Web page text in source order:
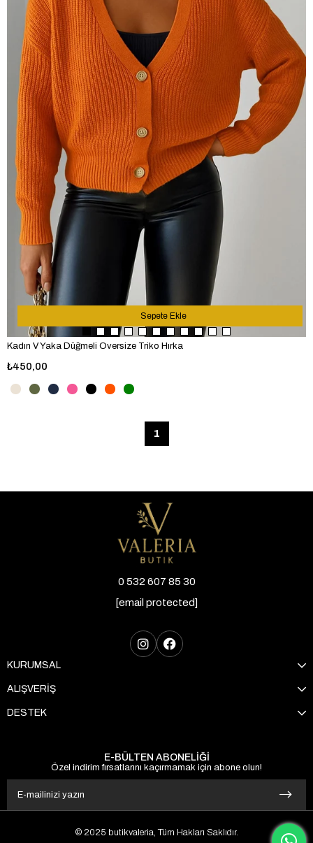
Kadın V Yaka Düğmeli Oversize Triko Hırka
₺450,00
Sepete Ekle
1
0 532 607 85 30
[email protected]
KURUMSAL
ALIŞVERİŞ
DESTEK
E-BÜLTEN ABONELİĞİ
Özel indirim fırsatlarını kaçırmamak için abone olun!
© 2025 butikvaleria, Tüm Hakları Saklıdır.